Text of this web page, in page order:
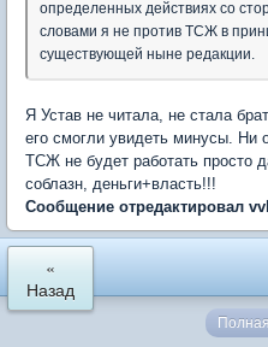
определенных действиях со
словами я не против ТСЖ в
существующей ныне редакции.
Я Устав не читала, не стала
его смогли увидеть минусы. Ни
ТСЖ не будет работать просто
соблазн, деньги+власть!!!
Сообщение отредактировал
«
Назад